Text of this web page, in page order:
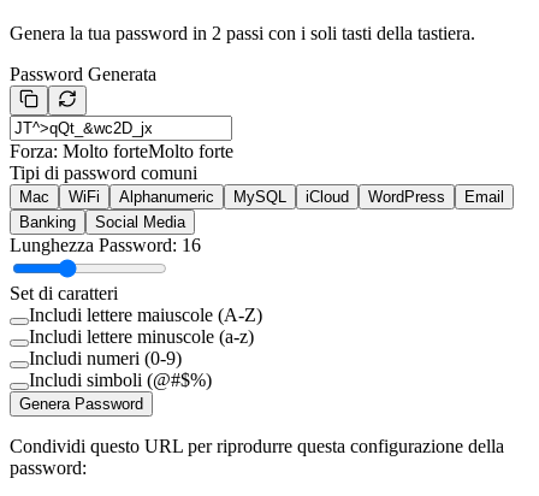
Genera la tua password in 2 passi con i soli tasti della tastiera.
Password Generata
Forza: Molto forteMolto forte
Tipi di password comuni
Mac WiFi Alphanumeric MySQL iCloud WordPress
Email
Banking
Social Media
Lunghezza Password: 16
Set di caratteri
Includi lettere maiuscole (A-Z)
Includi lettere minuscole (a-z)
Includi numeri (0-9)
Includi simboli (@#$%)
Genera Password
Condividi questo URL per riprodurre questa configurazione della
password: